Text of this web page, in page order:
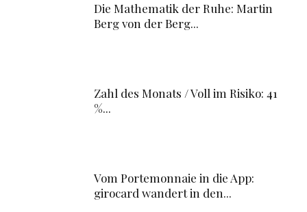
Die Mathematik der Ruhe: Martin
Berg von der Berg...
Zahl des Monats / Voll im Risiko: 41
%...
Vom Portemonnaie in die App:
girocard wandert in den...